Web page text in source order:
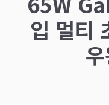
입 멀티